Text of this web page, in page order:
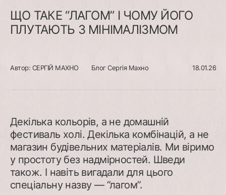
ЩО ТАКЕ “ЛАГОМ” І ЧОМУ ЙОГО
ПЛУТАЮТЬ З МІНІМАЛІЗМОМ
Автор: СЕРГІЙ МАХНО Блог Сергія Махно 18.01.26
Декілька кольорів, а не домашній
фестиваль холі. Декілька комбінацій, а не
магазин будівельних матеріалів. Ми віримо
у простоту без надмірностей. Шведи
також. І навіть вигадали для цього
спеціальну назву — “лагом”.